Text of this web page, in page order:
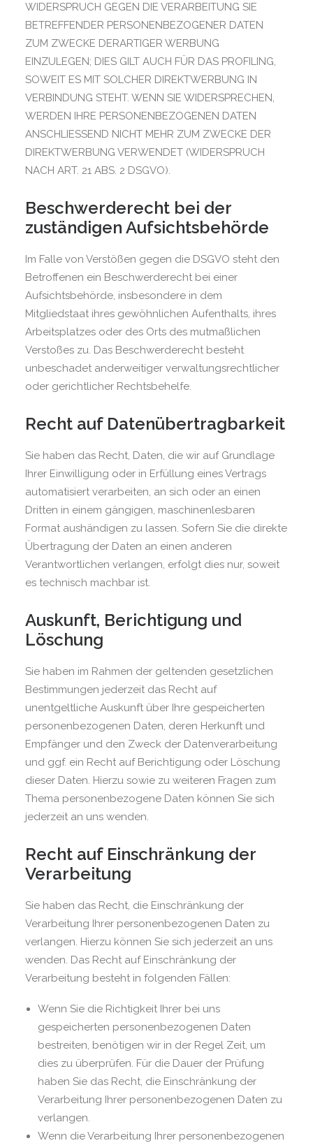
WIDERSPRUCH GEGEN DIE VERARBEITUNG SIE
BETREFFENDER PERSONENBEZOGENER DATEN
ZUM ZWECKE DERARTIGER WERBUNG
EINZULEGEN; DIES GILT AUCH FÜR DAS PROFILING,
SOWEIT ES MIT SOLCHER DIREKTWERBUNG IN
VERBINDUNG STEHT. WENN SIE WIDERSPRECHEN,
WERDEN IHRE PERSONENBEZOGENEN DATEN
ANSCHLIESSEND NICHT MEHR ZUM ZWECKE DER
DIREKTWERBUNG VERWENDET (WIDERSPRUCH
NACH ART. 21 ABS. 2 DSGVO).
Beschwerde­recht bei der
zuständigen Aufsichts­behörde
Im Falle von Verstößen gegen die DSGVO steht den
Betroffenen ein Beschwerderecht bei einer
Aufsichtsbehörde, insbesondere in dem
Mitgliedstaat ihres gewöhnlichen Aufenthalts, ihres
Arbeitsplatzes oder des Orts des mutmaßlichen
Verstoßes zu. Das Beschwerderecht besteht
unbeschadet anderweitiger verwaltungsrechtlicher
oder gerichtlicher Rechtsbehelfe.
Recht auf Daten­übertrag­barkeit
Sie haben das Recht, Daten, die wir auf Grundlage
Ihrer Einwilligung oder in Erfüllung eines Vertrags
automatisiert verarbeiten, an sich oder an einen
Dritten in einem gängigen, maschinenlesbaren
Format aushändigen zu lassen. Sofern Sie die direkte
Übertragung der Daten an einen anderen
Verantwortlichen verlangen, erfolgt dies nur, soweit
es technisch machbar ist.
Auskunft, Berichtigung und
Löschung
Sie haben im Rahmen der geltenden gesetzlichen
Bestimmungen jederzeit das Recht auf
unentgeltliche Auskunft über Ihre gespeicherten
personenbezogenen Daten, deren Herkunft und
Empfänger und den Zweck der Datenverarbeitung
und ggf. ein Recht auf Berichtigung oder Löschung
dieser Daten. Hierzu sowie zu weiteren Fragen zum
Thema personenbezogene Daten können Sie sich
jederzeit an uns wenden.
Recht auf Einschränkung der
Verarbeitung
Sie haben das Recht, die Einschränkung der
Verarbeitung Ihrer personenbezogenen Daten zu
verlangen. Hierzu können Sie sich jederzeit an uns
wenden. Das Recht auf Einschränkung der
Verarbeitung besteht in folgenden Fällen:
Wenn Sie die Richtigkeit Ihrer bei uns
gespeicherten personenbezogenen Daten
bestreiten, benötigen wir in der Regel Zeit, um
dies zu überprüfen. Für die Dauer der Prüfung
haben Sie das Recht, die Einschränkung der
Verarbeitung Ihrer personenbezogenen Daten zu
verlangen.
Wenn die Verarbeitung Ihrer personenbezogenen